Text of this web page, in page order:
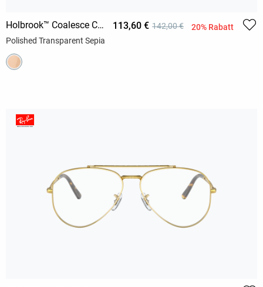
Holbrook™ Coalesce Collection 113,60 € 142,00 €
20% Rabatt
Polished Transparent Sepia